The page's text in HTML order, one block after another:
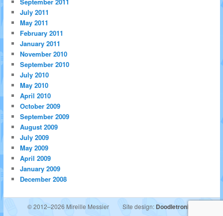
July 2011
May 2011
February 2011
January 2011
November 2010
September 2010
July 2010
May 2010
April 2010
October 2009
September 2009
August 2009
July 2009
May 2009
April 2009
January 2009
December 2008
© 2012–2026 Mireille Messier Site design: Doodletronics